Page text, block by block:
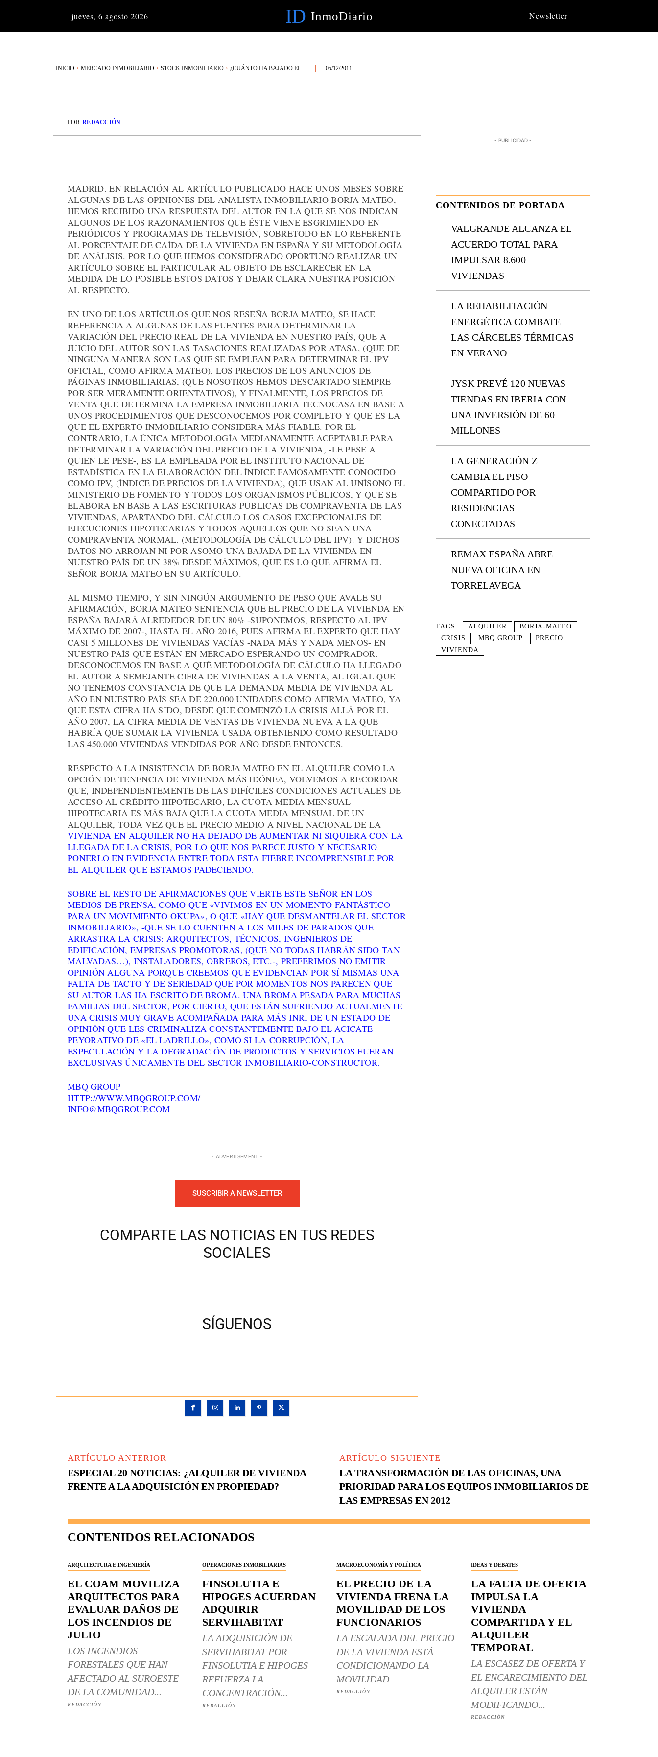
jueves, 6 agosto 2026 ID InmoDiario Newsletter
INICIO MERCADO INMOBILIARIO STOCK INMOBILIARIO ¿CUÁNTO HA BAJADO EL... 05/12/2011
POR REDACCIÓN
MADRID. EN RELACIÓN AL ARTÍCULO PUBLICADO HACE UNOS MESES SOBRE
ALGUNAS DE LAS OPINIONES DEL ANALISTA INMOBILIARIO BORJA MATEO,
HEMOS RECIBIDO UNA RESPUESTA DEL AUTOR EN LA QUE SE NOS INDICAN
ALGUNOS DE LOS RAZONAMIENTOS QUE ÉSTE VIENE ESGRIMIENDO EN
PERIÓDICOS Y PROGRAMAS DE TELEVISIÓN, SOBRETODO EN LO REFERENTE
AL PORCENTAJE DE CAÍDA DE LA VIVIENDA EN ESPAÑA Y SU METODOLOGÍA
DE ANÁLISIS. POR LO QUE HEMOS CONSIDERADO OPORTUNO REALIZAR UN
ARTÍCULO SOBRE EL PARTICULAR AL OBJETO DE ESCLARECER EN LA
MEDIDA DE LO POSIBLE ESTOS DATOS Y DEJAR CLARA NUESTRA POSICIÓN
AL RESPECTO.
EN UNO DE LOS ARTÍCULOS QUE NOS RESEÑA BORJA MATEO, SE HACE
REFERENCIA A ALGUNAS DE LAS FUENTES PARA DETERMINAR LA
VARIACIÓN DEL PRECIO REAL DE LA VIVIENDA EN NUESTRO PAÍS, QUE A
JUICIO DEL AUTOR SON LAS TASACIONES REALIZADAS POR ATASA, (QUE DE
NINGUNA MANERA SON LAS QUE SE EMPLEAN PARA DETERMINAR EL IPV
OFICIAL, COMO AFIRMA MATEO), LOS PRECIOS DE LOS ANUNCIOS DE
PÁGINAS INMOBILIARIAS, (QUE NOSOTROS HEMOS DESCARTADO SIEMPRE
POR SER MERAMENTE ORIENTATIVOS), Y FINALMENTE, LOS PRECIOS DE
VENTA QUE DETERMINA LA EMPRESA INMOBILIARIA TECNOCASA EN BASE A
UNOS PROCEDIMIENTOS QUE DESCONOCEMOS POR COMPLETO Y QUE ES LA
QUE EL EXPERTO INMOBILIARIO CONSIDERA MÁS FIABLE. POR EL
CONTRARIO, LA ÚNICA METODOLOGÍA MEDIANAMENTE ACEPTABLE PARA
DETERMINAR LA VARIACIÓN DEL PRECIO DE LA VIVIENDA, -LE PESE A
QUIEN LE PESE-, ES LA EMPLEADA POR EL INSTITUTO NACIONAL DE
ESTADÍSTICA EN LA ELABORACIÓN DEL ÍNDICE FAMOSAMENTE CONOCIDO
COMO IPV, (ÍNDICE DE PRECIOS DE LA VIVIENDA), QUE USAN AL UNÍSONO EL
MINISTERIO DE FOMENTO Y TODOS LOS ORGANISMOS PÚBLICOS, Y QUE SE
ELABORA EN BASE A LAS ESCRITURAS PÚBLICAS DE COMPRAVENTA DE LAS
VIVIENDAS, APARTANDO DEL CÁLCULO LOS CASOS EXCEPCIONALES DE
EJECUCIONES HIPOTECARIAS Y TODOS AQUELLOS QUE NO SEAN UNA
COMPRAVENTA NORMAL. (METODOLOGÍA DE CÁLCULO DEL IPV). Y DICHOS
DATOS NO ARROJAN NI POR ASOMO UNA BAJADA DE LA VIVIENDA EN
NUESTRO PAÍS DE UN 38% DESDE MÁXIMOS, QUE ES LO QUE AFIRMA EL
SEÑOR BORJA MATEO EN SU ARTÍCULO.
AL MISMO TIEMPO, Y SIN NINGÚN ARGUMENTO DE PESO QUE AVALE SU
AFIRMACIÓN, BORJA MATEO SENTENCIA QUE EL PRECIO DE LA VIVIENDA EN
ESPAÑA BAJARÁ ALREDEDOR DE UN 80% -SUPONEMOS, RESPECTO AL IPV
MÁXIMO DE 2007-, HASTA EL AÑO 2016, PUES AFIRMA EL EXPERTO QUE HAY
CASI 5 MILLONES DE VIVIENDAS VACÍAS -NADA MÁS Y NADA MENOS- EN
NUESTRO PAÍS QUE ESTÁN EN MERCADO ESPERANDO UN COMPRADOR.
DESCONOCEMOS EN BASE A QUÉ METODOLOGÍA DE CÁLCULO HA LLEGADO
EL AUTOR A SEMEJANTE CIFRA DE VIVIENDAS A LA VENTA, AL IGUAL QUE
NO TENEMOS CONSTANCIA DE QUE LA DEMANDA MEDIA DE VIVIENDA AL
AÑO EN NUESTRO PAÍS SEA DE 220.000 UNIDADES COMO AFIRMA MATEO, YA
QUE ESTA CIFRA HA SIDO, DESDE QUE COMENZÓ LA CRISIS ALLÁ POR EL
AÑO 2007, LA CIFRA MEDIA DE VENTAS DE VIVIENDA NUEVA A LA QUE
HABRÍA QUE SUMAR LA VIVIENDA USADA OBTENIENDO COMO RESULTADO
LAS 450.000 VIVIENDAS VENDIDAS POR AÑO DESDE ENTONCES.
RESPECTO A LA INSISTENCIA DE BORJA MATEO EN EL ALQUILER COMO LA
OPCIÓN DE TENENCIA DE VIVIENDA MÁS IDÓNEA, VOLVEMOS A RECORDAR
QUE, INDEPENDIENTEMENTE DE LAS DIFÍCILES CONDICIONES ACTUALES DE
ACCESO AL CRÉDITO HIPOTECARIO, LA CUOTA MEDIA MENSUAL
HIPOTECARIA ES MÁS BAJA QUE LA CUOTA MEDIA MENSUAL DE UN
ALQUILER, TODA VEZ QUE EL PRECIO MEDIO A NIVEL NACIONAL DE LA
VIVIENDA EN ALQUILER NO HA DEJADO DE AUMENTAR NI SIQUIERA CON LA
LLEGADA DE LA CRISIS, POR LO QUE NOS PARECE JUSTO Y NECESARIO
PONERLO EN EVIDENCIA ENTRE TODA ESTA FIEBRE INCOMPRENSIBLE POR
EL ALQUILER QUE ESTAMOS PADECIENDO.
SOBRE EL RESTO DE AFIRMACIONES QUE VIERTE ESTE SEÑOR EN LOS
MEDIOS DE PRENSA, COMO QUE «VIVIMOS EN UN MOMENTO FANTÁSTICO
PARA UN MOVIMIENTO OKUPA», O QUE «HAY QUE DESMANTELAR EL SECTOR
INMOBILIARIO», -QUE SE LO CUENTEN A LOS MILES DE PARADOS QUE
ARRASTRA LA CRISIS: ARQUITECTOS, TÉCNICOS, INGENIEROS DE
EDIFICACIÓN, EMPRESAS PROMOTORAS, (QUE NO TODAS HABRÁN SIDO TAN
MALVADAS…), INSTALADORES, OBREROS, ETC.-, PREFERIMOS NO EMITIR
OPINIÓN ALGUNA PORQUE CREEMOS QUE EVIDENCIAN POR SÍ MISMAS UNA
FALTA DE TACTO Y DE SERIEDAD QUE POR MOMENTOS NOS PARECEN QUE
SU AUTOR LAS HA ESCRITO DE BROMA. UNA BROMA PESADA PARA MUCHAS
FAMILIAS DEL SECTOR, POR CIERTO, QUE ESTÁN SUFRIENDO ACTUALMENTE
UNA CRISIS MUY GRAVE ACOMPAÑADA PARA MÁS INRI DE UN ESTADO DE
OPINIÓN QUE LES CRIMINALIZA CONSTANTEMENTE BAJO EL ACICATE
PEYORATIVO DE «EL LADRILLO», COMO SI LA CORRUPCIÓN, LA
ESPECULACIÓN Y LA DEGRADACIÓN DE PRODUCTOS Y SERVICIOS FUERAN
EXCLUSIVAS ÚNICAMENTE DEL SECTOR INMOBILIARIO-CONSTRUCTOR.
MBQ GROUP
HTTP://WWW.MBQGROUP.COM/
INFO@MBQGROUP.COM
- ADVERTISEMENT -
SUSCRIBIR A NEWSLETTER
COMPARTE LAS NOTICIAS EN TUS REDES
SOCIALES
SÍGUENOS
- PUBLICIDAD -
CONTENIDOS DE PORTADA
VALGRANDE ALCANZA EL
ACUERDO TOTAL PARA
IMPULSAR 8.600
VIVIENDAS
LA REHABILITACIÓN
ENERGÉTICA COMBATE
LAS CÁRCELES TÉRMICAS
EN VERANO
JYSK PREVÉ 120 NUEVAS
TIENDAS EN IBERIA CON
UNA INVERSIÓN DE 60
MILLONES
LA GENERACIÓN Z
CAMBIA EL PISO
COMPARTIDO POR
RESIDENCIAS
CONECTADAS
REMAX ESPAÑA ABRE
NUEVA OFICINA EN
TORRELAVEGA
TAGS ALQUILER
BORJA-MATEO
CRISIS
MBQ GROUP
PRECIO
VIVIENDA
ARTÍCULO ANTERIOR
ESPECIAL 20 NOTICIAS: ¿ALQUILER DE VIVIENDA
FRENTE A LA ADQUISICIÓN EN PROPIEDAD?
ARTÍCULO SIGUIENTE
LA TRANSFORMACIÓN DE LAS OFICINAS, UNA
PRIORIDAD PARA LOS EQUIPOS INMOBILIARIOS DE
LAS EMPRESAS EN 2012
CONTENIDOS RELACIONADOS
ARQUITECTURA E INGENIERÍA
EL COAM MOVILIZA
ARQUITECTOS PARA
EVALUAR DAÑOS DE
LOS INCENDIOS DE
JULIO
LOS INCENDIOS
FORESTALES QUE HAN
AFECTADO AL SUROESTE
DE LA COMUNIDAD...
REDACCIÓN
OPERACIONES INMOBILIARIAS
FINSOLUTIA E
HIPOGES ACUERDAN
ADQUIRIR
SERVIHABITAT
LA ADQUISICIÓN DE
SERVIHABITAT POR
FINSOLUTIA E HIPOGES
REFUERZA LA
CONCENTRACIÓN...
REDACCIÓN
MACROECONOMÍA Y POLÍTICA
EL PRECIO DE LA
VIVIENDA FRENA LA
MOVILIDAD DE LOS
FUNCIONARIOS
LA ESCALADA DEL PRECIO
DE LA VIVIENDA ESTÁ
CONDICIONANDO LA
MOVILIDAD...
REDACCIÓN
IDEAS Y DEBATES
LA FALTA DE OFERTA
IMPULSA LA
VIVIENDA
COMPARTIDA Y EL
ALQUILER
TEMPORAL
LA ESCASEZ DE OFERTA Y
EL ENCARECIMIENTO DEL
ALQUILER ESTÁN
MODIFICANDO...
REDACCIÓN